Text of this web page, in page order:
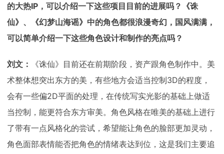
的大热IP，可以介绍一下这些项目目前的进展吗？《诛
仙》、《幻梦山海谣》中的角色都很浪漫奇幻，国风满满，
可以简单介绍一下这些角色设计和制作的亮点吗？
刘文：
《诛仙》目前还在前期阶段，资产跟角色制作中。美
术整体想突出东方的美，有些地方会适当控制3D的程度，
会有一些偏2D平面的处理，在传统写实光影的基础上做适
当控制，能更符合东方审美。角色风格在唯美的基础上进行
了带有一点风格化的尝试，希望能让角色的脸部更加灵动，
角色面部表情能否把角色的情绪表达到位，这是我们主要追